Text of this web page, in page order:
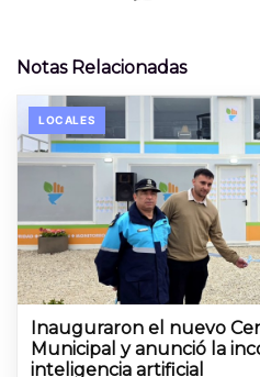
Notas Relacionadas
LOCALES
Inauguraron el nuevo
Municipal y anunció la
inteligencia artificial